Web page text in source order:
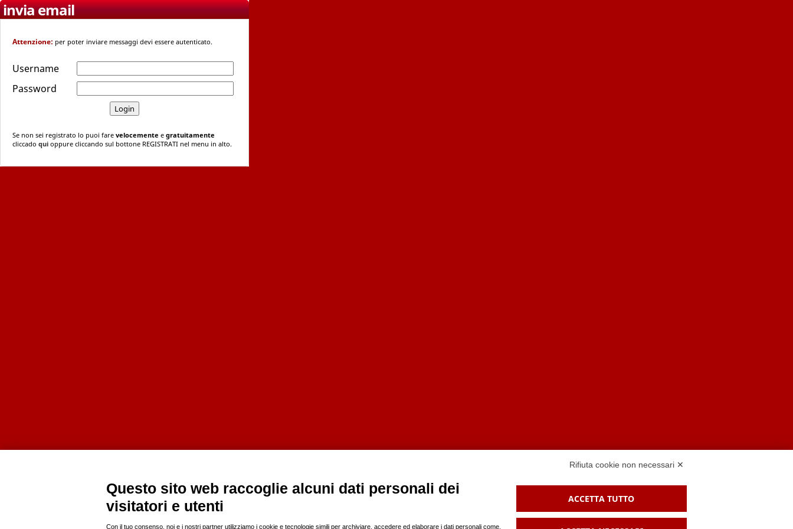
invia email
Attenzione: per poter inviare messaggi devi essere autenticato.
Username
Password
Se non sei registrato lo puoi fare velocemente e gratuitamente
cliccado qui oppure cliccando sul bottone REGISTRATI nel menu in alto.
Rifiuta cookie non necessari ✕
Questo sito web raccoglie alcuni dati personali dei
visitatori e utenti
Con il tuo consenso, noi e i nostri partner utilizziamo i cookie e tecnologie simili per archiviare, accedere ed elaborare i dati personali come,
ACCETTA TUTTO